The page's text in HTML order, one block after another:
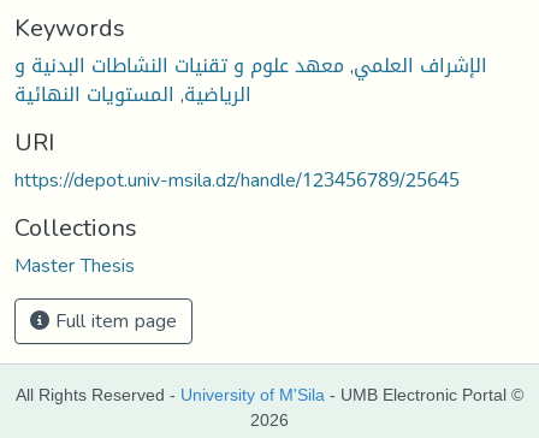
Keywords
الإشراف العلمي,معهد علوم و تقنيات النشاطات البدنية و
الرياضية, المستويات النهائية
URI
https://depot.univ-msila.dz/handle/123456789/25645
Collections
Master Thesis
Full item page
All Rights Reserved - University of M'Sila - UMB Electronic Portal ©
2026